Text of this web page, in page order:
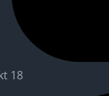
18